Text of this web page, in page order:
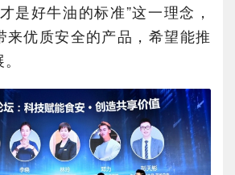
是好牛油的标准”这一理念，
来优质安全的产品，希望能推